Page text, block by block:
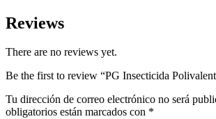
Reviews
There are no reviews yet.
Be the first to review “PG Insecticida
Tu dirección de correo electrónico no será
obligatorios están marcados con *